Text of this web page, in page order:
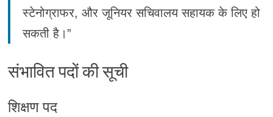
स्टेनोग्राफर, और जूनियर सचिवालय सहायक के लिए हो
सकती है।”
संभावित पदों की सूची
शिक्षण पद